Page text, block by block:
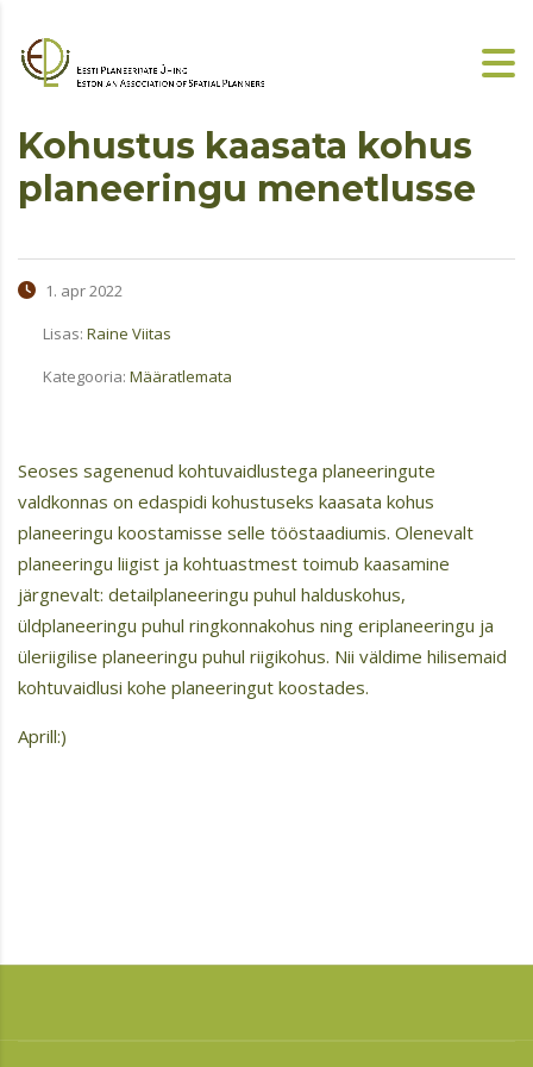
Kohustus kaasata kohus
planeeringu menetlusse
1. apr 2022
Lisas: Raine Viitas
Kategooria: Määratlemata
Seoses sagenenud kohtuvaidlustega planeeringute
valdkonnas on edaspidi kohustuseks kaasata kohus
planeeringu koostamisse selle tööstaadiumis. Olenevalt
planeeringu liigist ja kohtuastmest toimub kaasamine
järgnevalt: detailplaneeringu puhul halduskohus,
üldplaneeringu puhul ringkonnakohus ning eriplaneeringu ja
üleriigilise planeeringu puhul riigikohus. Nii väldime hilisemaid
kohtuvaidlusi kohe planeeringut koostades.
Aprill:)